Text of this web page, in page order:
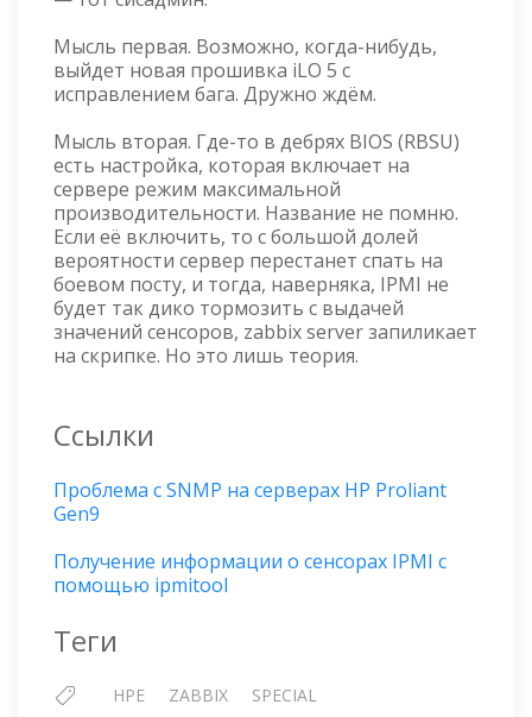
Мысль первая. Возможно, когда-нибудь,
выйдет новая прошивка iLO 5 с
исправлением бага. Дружно ждём.
Мысль вторая. Где-то в дебрях BIOS (RBSU)
есть настройка, которая включает на
сервере режим максимальной
производительности. Название не помню.
Если её включить, то с большой долей
вероятности сервер перестанет спать на
боевом посту, и тогда, наверняка, IPMI не
будет так дико тормозить с выдачей
значений сенсоров, zabbix server запиликает
на скрипке. Но это лишь теория.
Ссылки
Проблема с SNMP на серверах HP Proliant
Gen9
Получение информации о сенсорах IPMI с
помощью ipmitool
Теги
HPE ZABBIX SPECIAL